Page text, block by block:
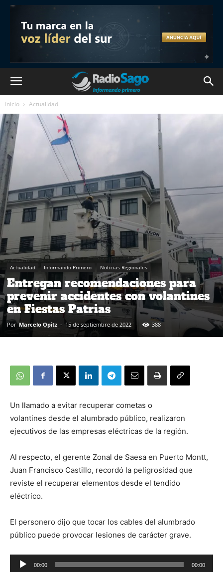
Inicio Actualidad
Actualidad Informando Primero Noticias Regionales
Entregan recomendaciones para
prevenir accidentes con volantines
en Fiestas Patrias
Por Marcelo Opitz - 15 de septiembre de 2022 388
Un llamado a evitar recuperar cometas o
volantines desde el alumbrado público, realizaron
ejecutivos de las empresas eléctricas de la región.
Al respecto, el gerente Zonal de Saesa en Puerto Montt,
Juan Francisco Castillo, recordó la peligrosidad que
reviste el recuperar elementos desde el tendido
eléctrico.
El personero dijo que tocar los cables del alumbrado
público puede provocar lesiones de carácter grave.
Reproductor
00:00 00:00